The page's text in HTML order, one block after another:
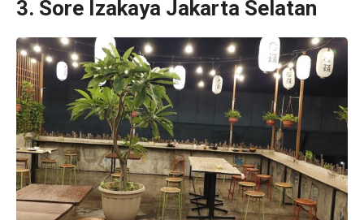
3. Sore Izakaya Jakarta Selatan